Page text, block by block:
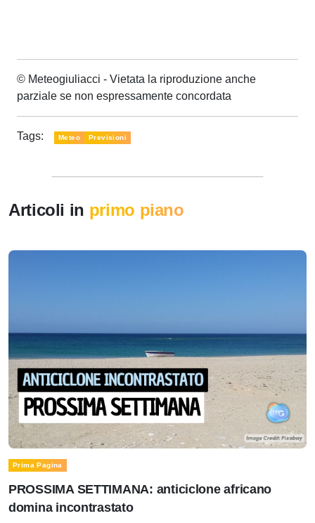
© Meteogiuliacci - Vietata la riproduzione anche
parziale se non espressamente concordata
Tags: Meteo Previsioni
Articoli in primo piano
Prima Pagina
PROSSIMA SETTIMANA: anticiclone africano
domina incontrastato